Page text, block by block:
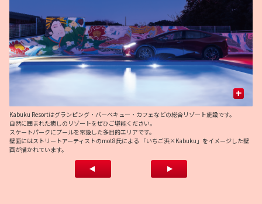
+
Kabuku Resortはグランピング・バーベキュー・カフェなどの総合リゾート施設です。
自然に囲まれた癒しのリゾートをぜひご堪能ください。
スケートパークにプールを常設した多目的エリアです。
壁面にはストリートアーティストのmot8氏による 「いちご浜×Kabuku」をイメージした壁
画が描かれています。